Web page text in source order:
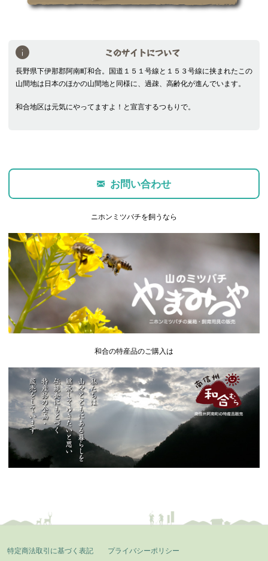
このサイトについて
長野県下伊那郡阿南町和合。国道１５１号線と１５３号線に挟まれたこの
山間地は日本のほかの山間地と同様に、過疎、高齢化が進んでいます。
和合地区は元気にやってますよ！と宣言するつもりで。
お問い合わせ
ニホンミツバチを飼うなら
和合の特産品のご購入は
特定商法取引に基づく表記 プライバシーポリシー